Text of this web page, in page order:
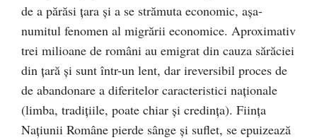
de a părăsi ţara şi a se strămuta economic, aşa-
numitul fenomen al migrării economice. Aproximativ
trei milioane de români au emigrat din cauza sărăciei
din ţară şi sunt într-un lent, dar ireversibil proces de
de abandonare a diferitelor caracteristici naţionale
(limba, tradiţiile, poate chiar şi credinţa). Fiinţa
Naţiunii Române pierde sânge şi suflet, se epuizează